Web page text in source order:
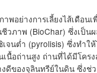
พอย่างการเลี้ยงไส้เดือนเ
วภาพ (BioChar) ซึ่งเป็น
จนต่ำ (pyrolisis) ซึ่งทำใ
นื้อถ่านสูง ถ่านที่ได้มีโคร
งดีของจุลินทรีย์ในดิน ซึ่ง